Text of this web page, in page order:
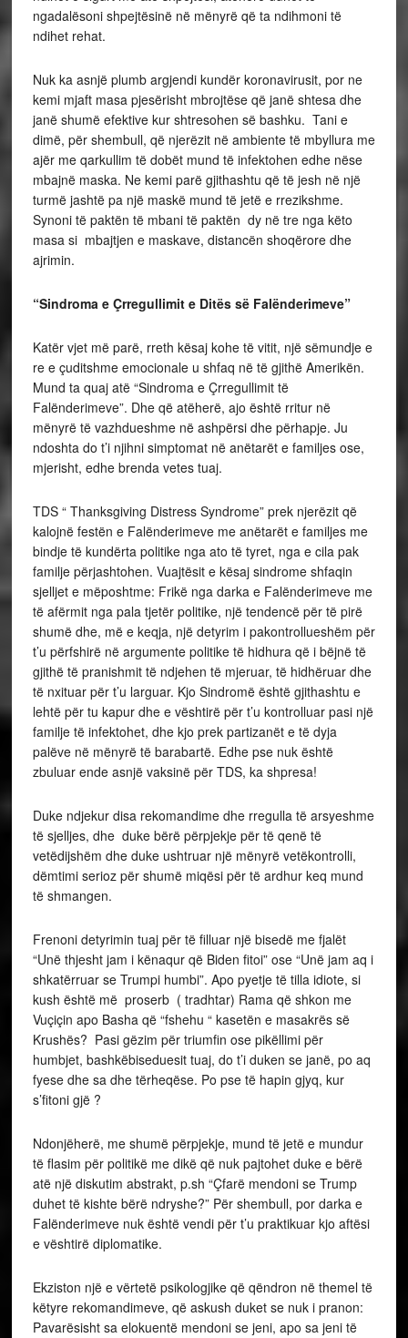
ngadalësoni shpejtësinë në mënyrë që ta ndihmoni të
ndihet rehat.
Nuk ka asnjë plumb argjendi kundër koronavirusit, por ne
kemi mjaft masa pjesërisht mbrojtëse që janë shtesa dhe
janë shumë efektive kur shtresohen së bashku. Tani e
dimë, për shembull, që njerëzit në ambiente të mbyllura me
ajër me qarkullim të dobët mund të infektohen edhe nëse
mbajnë maska. Ne kemi parë gjithashtu që të jesh në një
turmë jashtë pa një maskë mund të jetë e rrezikshme.
Synoni të paktën të mbani të paktën dy në tre nga këto
masa si mbajtjen e maskave, distancën shoqërore dhe
ajrimin.
“Sindroma e Çrregullimit e Ditës së Falënderimeve”
Katër vjet më parë, rreth kësaj kohe të vitit, një sëmundje e
re e çuditshme emocionale u shfaq në të gjithë Amerikën.
Mund ta quaj atë “Sindroma e Çrregullimit të
Falënderimeve”. Dhe që atëherë, ajo është rritur në
mënyrë të vazhdueshme në ashpërsi dhe përhapje. Ju
ndoshta do t’i njihni simptomat në anëtarët e familjes ose,
mjerisht, edhe brenda vetes tuaj.
TDS “ Thanksgiving Distress Syndrome” prek njerëzit që
kalojnë festën e Falënderimeve me anëtarët e familjes me
bindje të kundërta politike nga ato të tyret, nga e cila pak
familje përjashtohen. Vuajtësit e kësaj sindrome shfaqin
sjelljet e mëposhtme: Frikë nga darka e Falënderimeve me
të afërmit nga pala tjetër politike, një tendencë për të pirë
shumë dhe, më e keqja, një detyrim i pakontrollueshëm për
t’u përfshirë në argumente politike të hidhura që i bëjnë të
gjithë të pranishmit të ndjehen të mjeruar, të hidhëruar dhe
të nxituar për t’u larguar. Kjo Sindromë është gjithashtu e
lehtë për tu kapur dhe e vështirë për t’u kontrolluar pasi një
familje të infektohet, dhe kjo prek partizanët e të dyja
palëve në mënyrë të barabartë. Edhe pse nuk është
zbuluar ende asnjë vaksinë për TDS, ka shpresa!
Duke ndjekur disa rekomandime dhe rregulla të arsyeshme
të sjelljes, dhe duke bërë përpjekje për të qenë të
vetëdijshëm dhe duke ushtruar një mënyrë vetëkontrolli,
dëmtimi serioz për shumë miqësi për të ardhur keq mund
të shmangen.
Frenoni detyrimin tuaj për të filluar një bisedë me fjalët
“Unë thjesht jam i kënaqur që Biden fitoi” ose “Unë jam aq i
shkatërruar se Trumpi humbi”. Apo pyetje të tilla idiote, si
kush është më proserb ( tradhtar) Rama që shkon me
Vuçiçin apo Basha që “fshehu “ kasetën e masakrës së
Krushës? Pasi gëzim për triumfin ose pikëllimi për
humbjet, bashkëbiseduesit tuaj, do t’i duken se janë, po aq
fyese dhe sa dhe tërheqëse. Po pse të hapin gjyq, kur
s’fitoni gjë ?
Ndonjëherë, me shumë përpjekje, mund të jetë e mundur
të flasim për politikë me dikë që nuk pajtohet duke e bërë
atë një diskutim abstrakt, p.sh “Çfarë mendoni se Trump
duhet të kishte bërë ndryshe?” Për shembull, por darka e
Falënderimeve nuk është vendi për t’u praktikuar kjo aftësi
e vështirë diplomatike.
Ekziston një e vërtetë psikologjike që qëndron në themel të
këtyre rekomandimeve, që askush duket se nuk i pranon:
Pavarësisht sa elokuentë mendoni se jeni, apo sa jeni të